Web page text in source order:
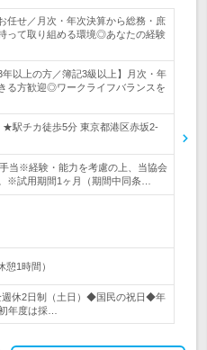
任せ／月次・年次決算から総務・庶
って取り組める環境◎あなたの経験
年以上の方／簿記3級以上】月次・年
る方歓迎◎ワークライフバランスを
駅チカ徒歩5分 東京都港区赤坂2-
当※経験・能力を考慮の上、当協会
※試用期間1ヶ月（期間中同条…
憩1時間）
休2日制（土日）◆国民の祝日◆年
年度は採…